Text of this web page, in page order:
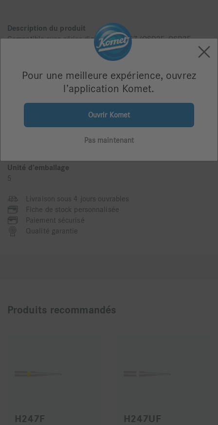
Description du produit
Compatible avec séries diamantés 8957/OSD2F, OSD3F
L en mm
Vitesse maximale
Unité d'emballage
5
Livraison sous 4 jours ouvrables
Fiche de stock personnalisée
Paiement sécurisé
Qualité garantie
Produits recommandés
H247F H247UF
Pour une meilleure expérience, ouvrez
l’application Komet.
Ouvrir Komet
Pas maintenant